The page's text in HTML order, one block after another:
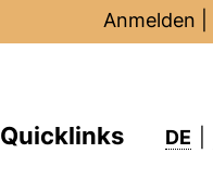
Anmelden
Quicklinks DE